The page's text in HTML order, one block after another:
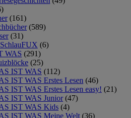
(161)
(589)
(31)
(6)
WAS (291)
(25)
IST WAS (112)
IST WAS Erstes Lesen (46)
IST WAS Erstes Lesen easy! (21)
IST WAS Junior (47)
IST WAS Kids (4)
IST WAS Meine Welt (36)